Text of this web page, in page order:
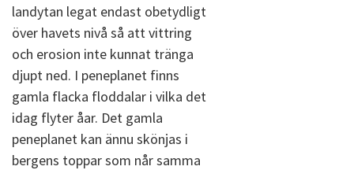
landytan legat endast obetydligt
över havets nivå så att vittring
och erosion inte kunnat tränga
djupt ned. I peneplanet finns
gamla flacka floddalar i vilka det
idag flyter åar. Det gamla
peneplanet kan ännu skönjas i
bergens toppar som når samma